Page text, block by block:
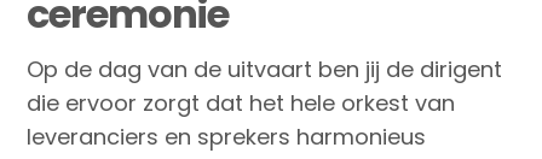
ceremonie
Op de dag van de uitvaart ben jij de dirigent
die ervoor zorgt dat het hele orkest van
leveranciers en sprekers harmonieus